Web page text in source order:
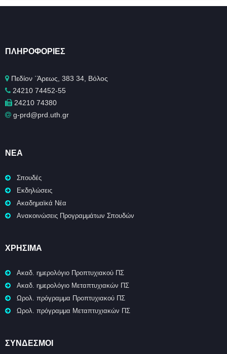
ΠΛΗΡΟΦΟΡΊΕΣ
Πεδίον ΄Άρεως, 383 34, Βόλος
24210 74452-55
24210 74380
g-prd@prd.uth.gr
ΝΈΑ
Σπουδές
Εκδηλώσεις
Ακαδημαϊκά Νέα
Ανακοινώσεις Προγραμμάτων Σπουδών
ΧΡΉΣΙΜΑ
Ακαδ. ημερολόγιο Προπτυχιακού ΠΣ
Ακαδ. ημερολόγιο Μεταπτυχιακών ΠΣ
Ωρολ. πρόγραμμα Προπτυχιακού ΠΣ
Ωρολ. πρόγραμμα Μεταπτυχιακών ΠΣ
ΣΥΝΔΕΣΜΟΙ